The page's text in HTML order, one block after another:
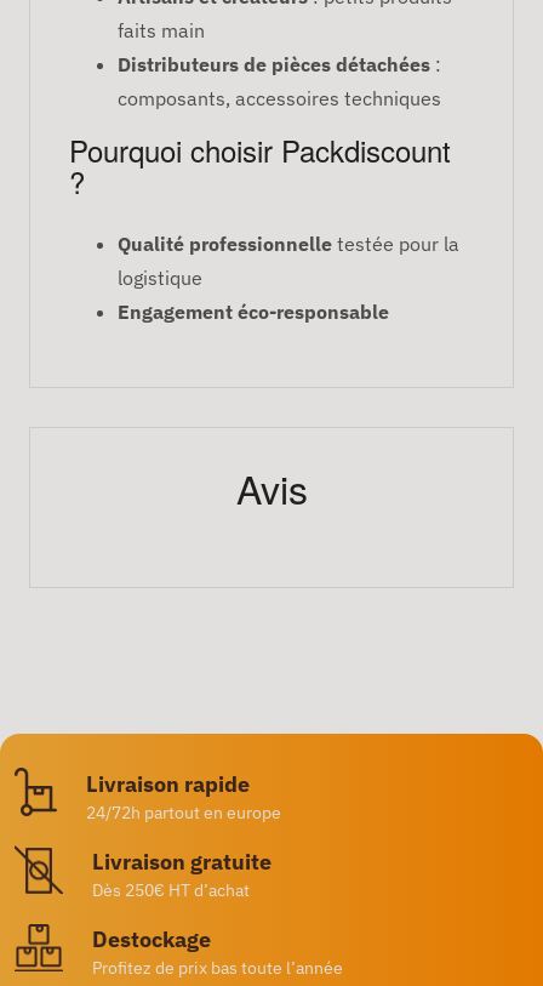
faits main
Distributeurs de pièces détachées :
composants, accessoires techniques
Pourquoi choisir Packdiscount
?
Qualité professionnelle testée pour la
logistique
Engagement éco-responsable
Avis
Livraison rapide
24/72h partout en europe
Livraison gratuite
Dès 250€ HT d’achat
Destockage
Profitez de prix bas toute l’année